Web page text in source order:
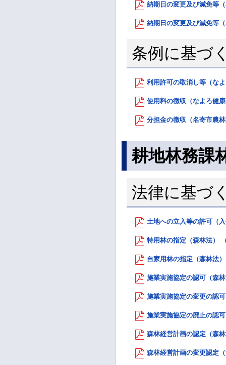
納期日の変更及び減免等
納期日の変更及び減免等
条例に基づ
利用許可の取消し等（な
使用料の徴収（なよろ健
分担金の徴収（名寄市農
耕地林務課
法律に基づ
土地への立入等の許可（
特用林の指定（森林法）
自家用林の指定（森林法
施業実施協定の認可（森
施業実施協定の変更の認
施業実施協定の廃止の認
森林経営計画の認定（森
森林経営計画の変更認定